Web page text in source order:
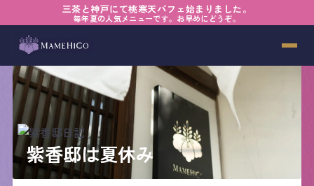
三茶と神戸にて桃寒天パフェ始まりました。
毎年夏の人気メニューです。お早めにどうぞ。
紫香邸は夏休み